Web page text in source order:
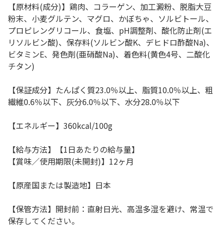
【原材料(成分)】鶏肉、コラーゲン、加工澱粉、脱脂大豆
粉末、小麦グルテン、マグロ、かぼちゃ、ソルビトール、
プロピレングリコール、食塩、pH調整剤、酸化防止剤(エ
リソルビン酸)、保存料(ソルビン酸K、デヒドロ酢酸Na)、
ビタミンE、発色剤(亜硝酸Na)、着色料(黄色4号、二酸化
チタン)
【保証成分】たんぱく質23.0％以上、脂質10.0％以上、粗
繊維0.6％以下、灰分6.0％以下、水分28.0％以下
【エネルギー】360kcal/100g
【給与方法】【1日あたりの給与量】
【賞味／使用期限(未開封)】12ヶ月
【原産国または製造地】日本
【保管方法】開封前：直射日光、高温多湿を避け、常温で
保存してください。